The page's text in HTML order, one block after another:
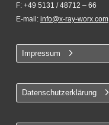
F: +49 5131 / 48712 – 66
E-mail: info@x-ray-worx.com
Impressum
Datenschutzerklärung